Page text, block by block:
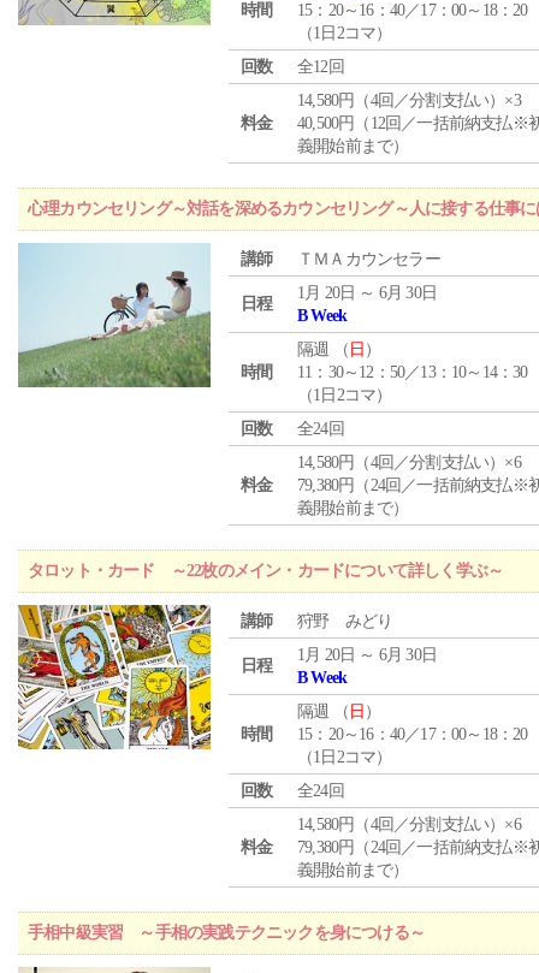
時間
15：20～16：40／17：00～18：20
（1日2コマ）
回数
全12回
料金
14,580円（4回／分割支払い）×3
40,500円（12回／一括前納支払※
義開始前まで）
心理カウンセリング～対話を深めるカウンセリング～人に接する仕事
講師 ＴＭＡカウンセラー
日程
1月 20日 ～ 6月 30日
B Week
時間
隔週 （ 日 ）
11：30～12：50／13：10～14：30
（1日2コマ）
回数
全24回
料金
14,580円（4回／分割支払い）×6
79,380円（24回／一括前納支払※
義開始前まで）
タロット・カード ～22枚のメイン・カードについて詳しく学ぶ～
講師 狩野 みどり
日程
1月 20日 ～ 6月 30日
B Week
時間
隔週 （ 日 ）
15：20～16：40／17：00～18：20
（1日2コマ）
回数
全24回
料金
14,580円（4回／分割支払い）×6
79,380円（24回／一括前納支払※
義開始前まで）
手相中級実習 ～手相の実践テクニックを身につける～